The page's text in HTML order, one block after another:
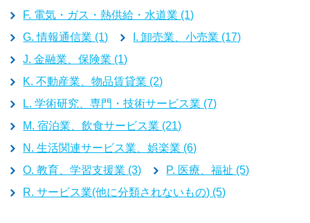
F. 電気・ガス・熱供給・水道業 (1)
G. 情報通信業 (1)
I. 卸売業、小売業 (17)
J. 金融業、保険業 (1)
K. 不動産業、物品賃貸業 (2)
L. 学術研究、専門・技術サービス業 (7)
M. 宿泊業、飲食サービス業 (21)
N. 生活関連サービス業、娯楽業 (6)
O. 教育、学習支援業 (3)
P. 医療、福祉 (5)
R. サービス業(他に分類されないもの) (5)